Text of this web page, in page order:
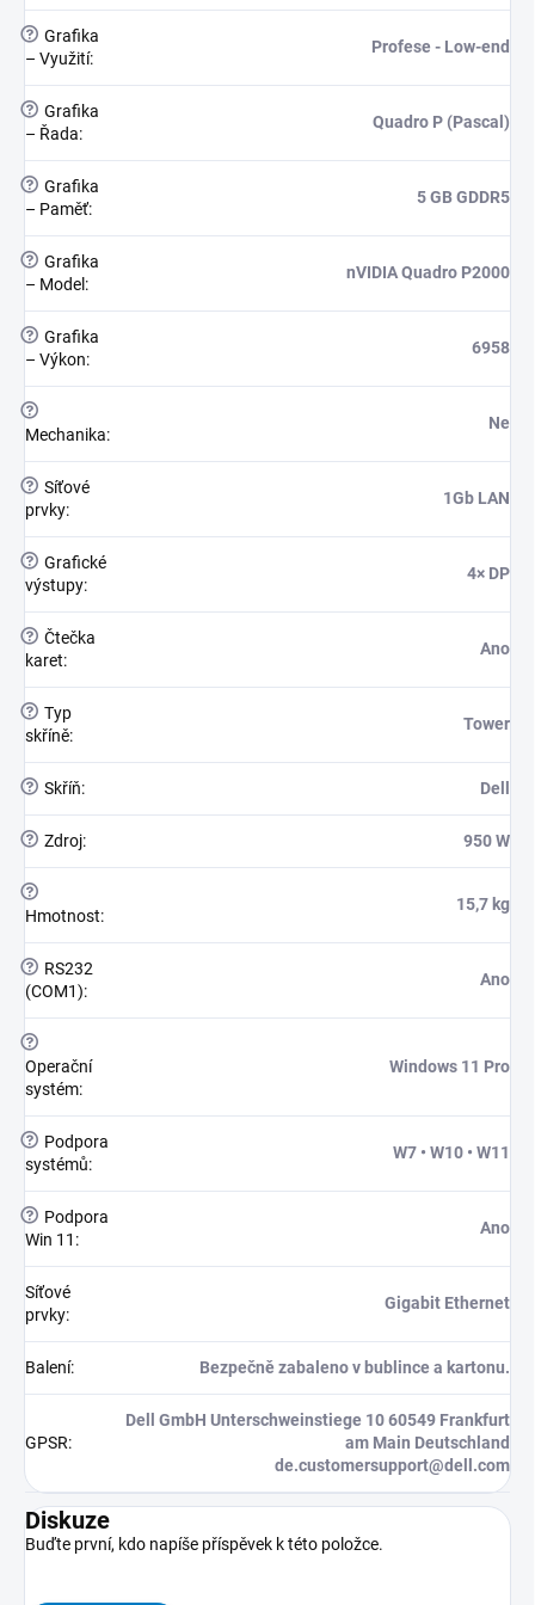
? Grafika
– Využití:
Profese - Low-end
? Grafika
– Řada:
Quadro P (Pascal)
? Grafika
– Paměť:
5 GB GDDR5
? Grafika
– Model :
nVIDIA Quadro P2000
? Grafika
– Výkon:
6958
?
Mechanika:
Ne
? Síťové
prvky:
1Gb LAN
? Grafické
výstupy:
4× DP
? Čtečka
karet:
Ano
? Typ
skříně:
Tower
? Skříň: Dell
? Zdroj: 950 W
?
Hmotnost:
15,7 kg
?
RS232
(COM1):
Ano
?
Operační
systém:
Windows 11 Pro
?
Podpora
systémů:
W7 • W10 • W11
?
Podpora
Win 11 :
Ano
Síťové
prvky:
Gigabit Ethernet
Balení: Bezpečně zabaleno v bublince a kartonu.
GPSR:
Dell GmbH Unterschweinstiege 10 60549 Frankfurt
am Main Deutschland
de.customersupport@dell.com
Diskuze
Buďte první, kdo napíše příspěvek k této položce.